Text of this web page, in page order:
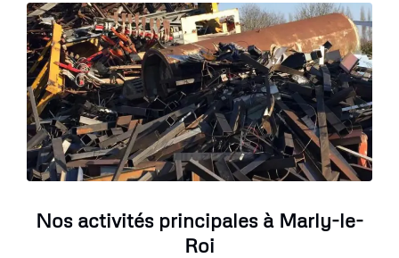
Nos activités principales à Marly-le-
Roi